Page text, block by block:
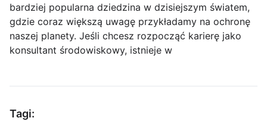
bardziej popularna dziedzina w dzisiejszym światem,
gdzie coraz większą uwagę przykładamy na ochronę
naszej planety. Jeśli chcesz rozpocząć karierę jako
konsultant środowiskowy, istnieje w
Tagi: